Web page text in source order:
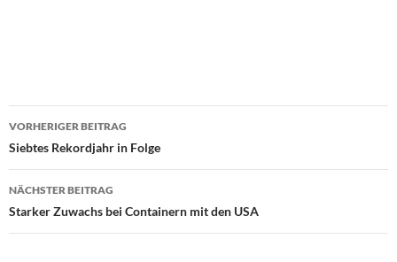
Beitragsnavigation
VORHERIGER BEITRAG
Siebtes Rekordjahr in Folge
NÄCHSTER BEITRAG
Starker Zuwachs bei Containern mit den USA